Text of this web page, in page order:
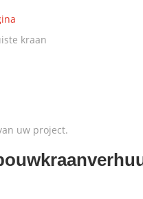
kraan
uw project.